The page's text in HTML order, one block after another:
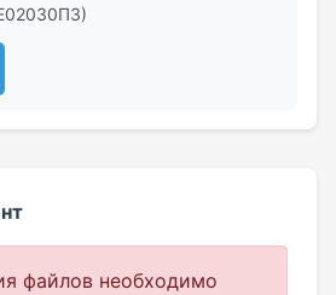
файлов необходимо